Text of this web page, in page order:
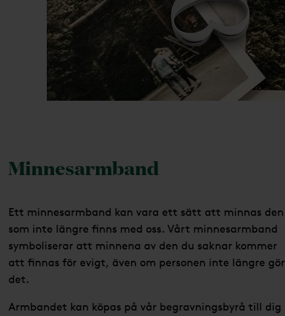
Minnesarmband
Ett minnesarmband kan vara ett sätt att minnas den
som inte längre finns med oss. Vårt minnesarmband
symboliserar att minnena av den du saknar kommer
att finnas för evigt, även om personen inte längre gör
det.
Armbandet kan köpas på vår begravningsbyrå till dig